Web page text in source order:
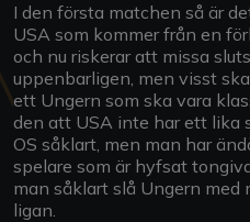
I den första matchen så är
USA som kommer från en
och nu riskerar att missa
uppenbarligen, men visst
ett Ungern som ska vara
den att USA inte har ett lika
OS såklart, men man har
spelare som är hyfsat
man såklart slå Ungern
ligan.